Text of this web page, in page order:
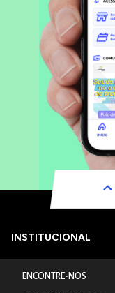
INSTITUCIONAL
ENCONTRE-NOS